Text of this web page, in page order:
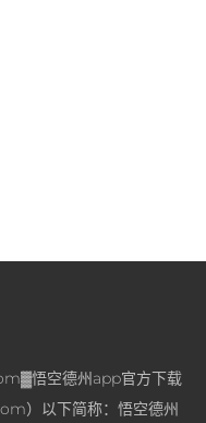
悟空德州app官方下载
）以下简称：悟空德州